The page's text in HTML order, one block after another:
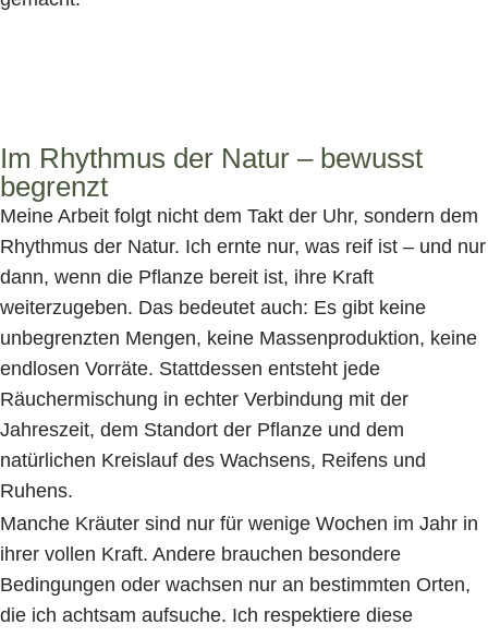
Im Rhythmus der Natur – bewusst
begrenzt
Meine Arbeit folgt nicht dem Takt der Uhr, sondern dem
Rhythmus der Natur. Ich ernte nur, was reif ist – und nur
dann, wenn die Pflanze bereit ist, ihre Kraft
weiterzugeben. Das bedeutet auch: Es gibt keine
unbegrenzten Mengen, keine Massenproduktion, keine
endlosen Vorräte. Stattdessen entsteht jede
Räuchermischung in echter Verbindung mit der
Jahreszeit, dem Standort der Pflanze und dem
natürlichen Kreislauf des Wachsens, Reifens und
Ruhens.
Manche Kräuter sind nur für wenige Wochen im Jahr in
ihrer vollen Kraft. Andere brauchen besondere
Bedingungen oder wachsen nur an bestimmten Orten,
die ich achtsam aufsuche. Ich respektiere diese